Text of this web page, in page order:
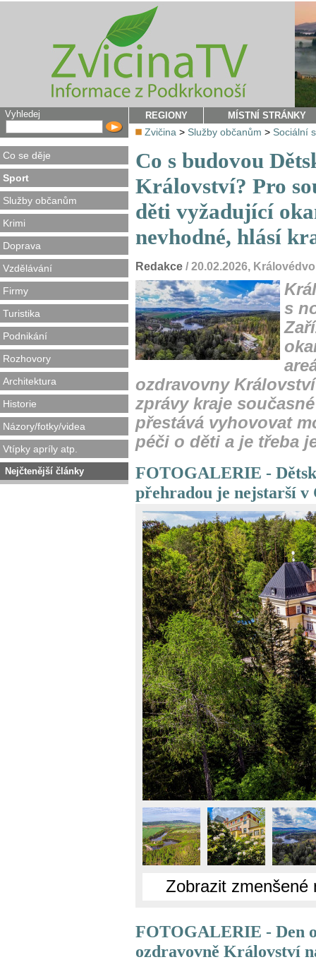
Vyhledej
Co se děje
Sport
Služby občanům
Krimi
Doprava
Vzdělávání
Firmy
Turistika
Podnikání
Rozhovory
Architektura
Historie
Názory/fotky/videa
Vtípky apríly atp.
Nejčtenější články
REGIONY MÍSTNÍ STRÁNKY
Zvičina > Služby občanům > Sociální
Co s budovou
Království? Pro
děti vyžadující
nevhodné, hlásí
Redakce / 20.02.2026,
s
ozdravovny
zprávy kraje
přestává vyhovovat
péči o děti a je třeba
FOTOGALERIE -
přehradou je nejstarší v
Zobrazit zmenšené
FOTOGALERIE - Den
ozdravovně Království